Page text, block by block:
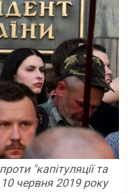
"капітуляції та
10 червня 2019 року